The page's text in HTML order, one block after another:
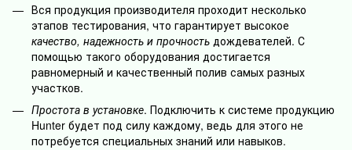
Вся продукция производителя проходит несколько
этапов тестирования, что гарантирует высокое
качество, надежность и прочность дождевателей. С
помощью такого оборудования достигается
равномерный и качественный полив самых разных
участков.
Простота в установке. Подключить к системе продукцию
Hunter будет под силу каждому, ведь для этого не
потребуется специальных знаний или навыков.